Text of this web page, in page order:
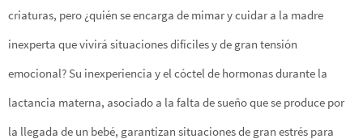
criaturas, pero ¿quién se encarga de mimar y cuidar a la madre
inexperta que vivirá situaciones difíciles y de gran tensión
emocional? Su inexperiencia y el cóctel de hormonas durante la
lactancia materna, asociado a la falta de sueño que se produce por
la llegada de un bebé, garantizan situaciones de gran estrés para